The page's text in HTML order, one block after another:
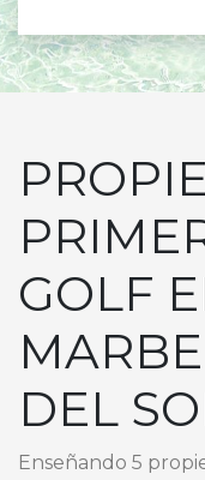
GOLF
DEL
Enseñando 5